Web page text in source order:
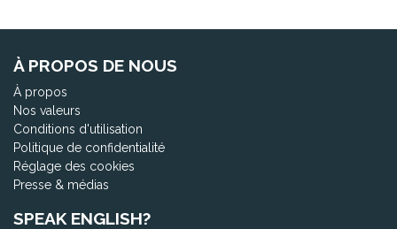
À PROPOS DE NOUS
À propos
Nos valeurs
Conditions d'utilisation
Politique de confidentialité
Réglage des cookies
Presse & médias
SPEAK ENGLISH?